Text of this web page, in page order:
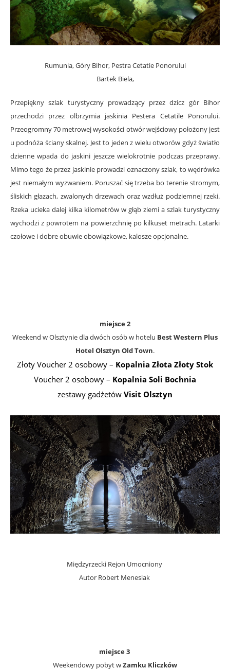
Rumunia, Góry Bihor, Pestra Cetatie Ponorului
Bartek Biela,
Przepiękny szlak turystyczny prowadzący przez dzicz gór Bihor
przechodzi przez olbrzymia jaskinia Pestera Cetatile Ponorului.
Przeogromny 70 metrowej wysokości otwór wejściowy położony jest
u podnóża ściany skalnej. Jest to jeden z wielu otworów gdyż światło
dzienne wpada do jaskini jeszcze wielokrotnie podczas przeprawy.
Mimo tego że przez jaskinie prowadzi oznaczony szlak, to wędrówka
jest niemałym wyzwaniem. Poruszać się trzeba bo terenie stromym,
śliskich głazach, zwalonych drzewach oraz wzdłuż podziemnej rzeki.
Rzeka ucieka dalej kilka kilometrów w głąb ziemi a szlak turystyczny
wychodzi z powrotem na powierzchnię po kilkuset metrach. Latarki
czołowe i dobre obuwie obowiązkowe, kalosze opcjonalne.
miejsce 2
Weekend w Olsztynie dla dwóch osób w hotelu Best Western Plus
Hotel Olsztyn Old Town.
Złoty Voucher 2 osobowy – Kopalnia Złota Złoty Stok
Voucher 2 osobowy – Kopalnia Soli Bochnia
zestawy gadżetów Visit Olsztyn
Międzyrzecki Rejon Umocniony
Autor Robert Menesiak
miejsce 3
Weekendowy pobyt wZamku Kliczków